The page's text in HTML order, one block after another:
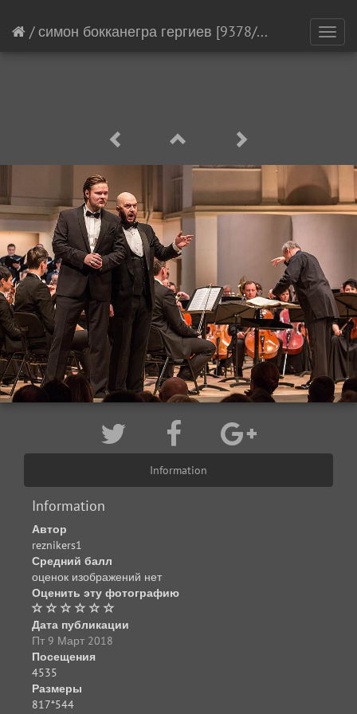
/симон бокканегра гергиев [9378/21145]
Information
Information
Автор
reznikers1
Средний балл
оценок изображений нет
Оценить эту фотографию
Дата публикации
Пт 9 Март 2018
Посещения
4535
Размеры
817*544